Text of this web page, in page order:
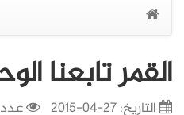
القمر تابعنا
التاريخ:27-04-2015
عدد